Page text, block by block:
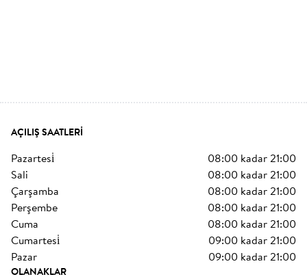
AÇILIŞ SAATLERI
pazartesi̇ 08:00 kadar21:00
sali
08:00 kadar21:00
çarşamba
08:00 kadar21:00
perşembe
08:00 kadar21:00
cuma
08:00 kadar21:00
cumartesi̇
09:00 kadar21:00
pazar
09:00 kadar21:00
OLANAKLAR